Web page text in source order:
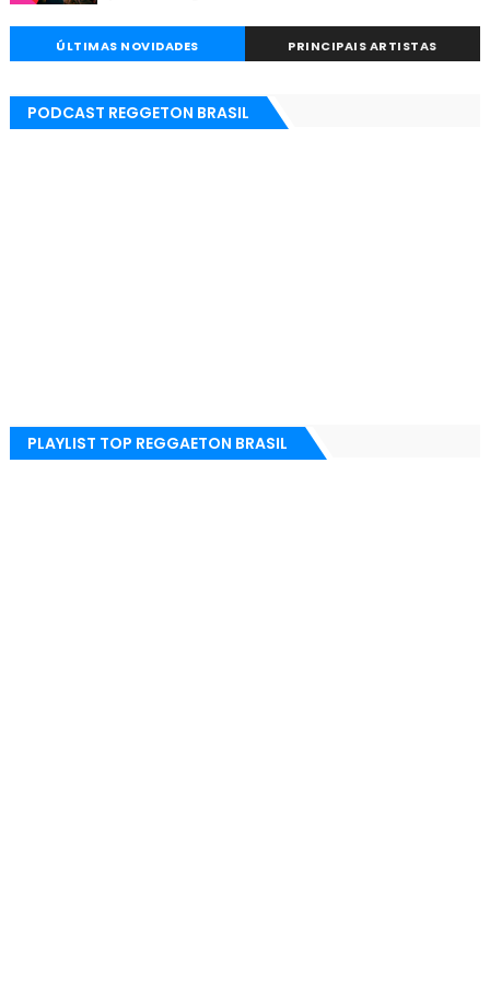
ÚLTIMAS NOVIDADES PRINCIPAIS ARTISTAS
PODCAST REGGETON BRASIL
PLAYLIST TOP REGGAETON BRASIL